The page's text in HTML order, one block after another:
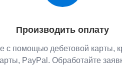
Производить оплату
с помощью дебетовой карты,
PayPal. Обработайте